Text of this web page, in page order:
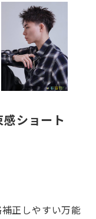
ショート
正しやすい万能